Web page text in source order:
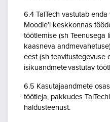
6.4 TalTech vastutab
Moodle’i keskkonnas
töötlemise (sh Teenusega
kaasneva
eest (sh teavitustegevuse
isikuandmete vastutav
6.5 Kasutajaandmete
töötleja, pakkudes
haldusteenust.